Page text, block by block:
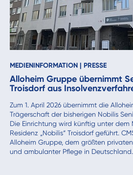
MEDIENINFORMATION | PRESSE
Alloheim Gruppe übernimmt
Troisdorf aus
Zum 1. April 2026 übernimmt die
Trägerschaft der bisherigen Nobilis
Die Einrichtung wird künftig unter dem
Residenz „Nobilis“ Troisdorf geführt.
Alloheim Gruppe, dem größten
und ambulanter Pflege in Deutschland.